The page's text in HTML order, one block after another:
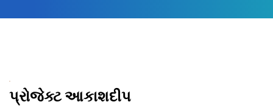
પ્રોજેક્ટ આકાશદીપ